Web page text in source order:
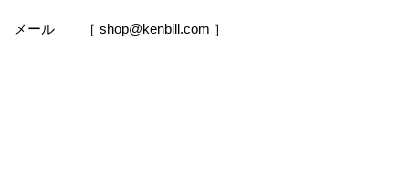
メール ［ shop@kenbill.com ］